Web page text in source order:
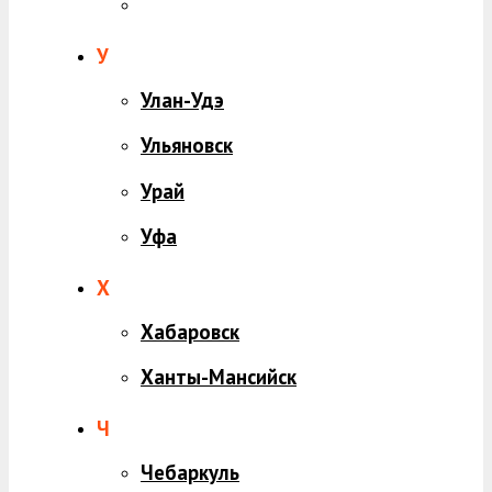
У
Улан-Удэ
Ульяновск
Урай
Уфа
Х
Хабаровск
Ханты-Мансийск
Ч
Чебаркуль